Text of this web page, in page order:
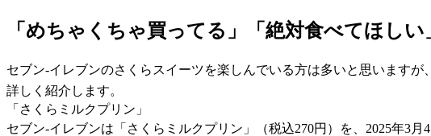
「めちゃくちゃ買ってる」「絶対食べてほし
セブン-イレブンのさくらスイーツを楽しんでいる方は多いと思います
詳しく紹介します。
「さくらミルクプリン」
セブン-イレブンは「さくらミルクプリン」（税込270円）を、2025年3月